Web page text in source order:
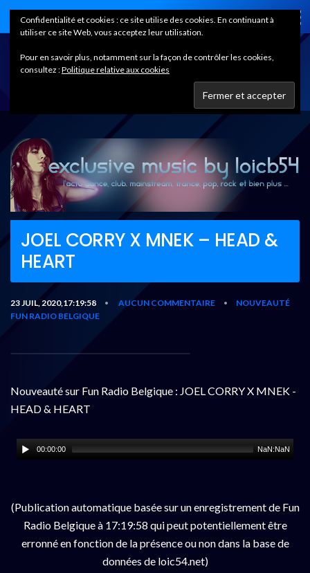
Home
JOEL CORRY X MNEK – HEAD &
HEART
23 JUIL, 2020,17:19:58 • AUCUN COMMENTAIRE •
NOUVEAUTÉ
FUN RADIO BELGIQUE
Nouveauté sur Fun Radio Belgique : JOEL CORRY X MNEK -
HEAD & HEART
00:00:00 NaN:NaN
(Publication automatique basée sur un enregistrement de Fun
Radio Belgique à 17:19:58 qui peut potentiellement être
erronné en fonction de la présence ou non dans la base de
données de loic54.net)
Confidentialité et cookies : ce site utilise des cookies. En continuant à
utiliser ce site Web, vous acceptez leur utilisation.
Pour en savoir plus, notamment sur la façon de contrôler les cookies,
consultez :Politique relative aux cookies